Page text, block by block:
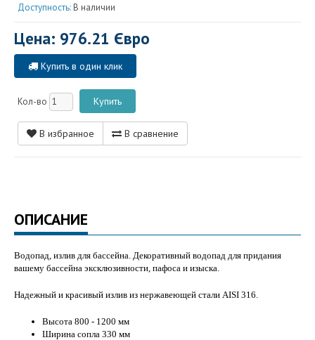
Доступность: В наличии
Цена: 976.21 Євро
Купить в один клик
Кол-во
В избранное В сравнение
ОПИСАНИЕ
Водопад, излив для бассейна. Декоративный водопад для придания
вашему бассейна эксклюзивности, пафоса и изыска.
Надежный и красивый излив из нержавеющей стали AISI 316.
Высота 800 - 1200 мм
Ширина сопла 330 мм